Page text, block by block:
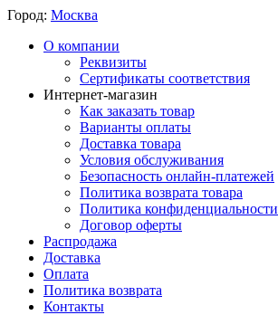
Город: Москва
О компании
Реквизиты
Сертификаты соответствия
Интернет-магазин
Как заказать товар
Варианты оплаты
Доставка товара
Условия обслуживания
Безопасность онлайн-платежей
Политика возврата товара
Политика конфиденциальности
Договор оферты
Распродажа
Доставка
Оплата
Политика возврата
Контакты